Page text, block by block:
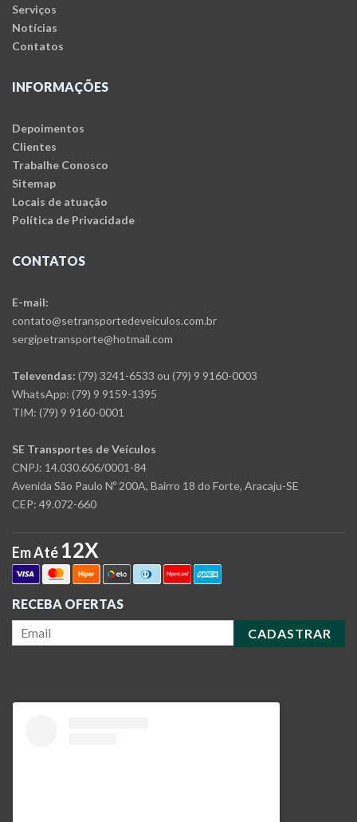
Serviços
Notícias
Contatos
INFORMAÇÕES
Depoimentos
Clientes
Trabalhe Conosco
Sitemap
Locais de atuação
Política de Privacidade
CONTATOS
E-mail:
contato@setransportedeveiculos.com.br
sergipetransporte@hotmail.com
Televendas: (79) 3241-6533 ou (79) 9 9160-0003
WhatsApp: (79) 9 9159-1395
TIM: (79) 9 9160-0001
SE Transportes de Veículos
CNPJ: 14.030.606/0001-84
Avenida São Paulo Nº 200A, Bairro 18 do Forte, Aracaju-SE
CEP: 49.072-660
Em Até 12X
RECEBA OFERTAS
CADASTRAR